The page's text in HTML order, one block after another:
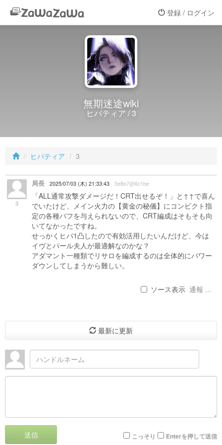
登録 / ログイン
無期迷途wiki
ヒパティア / 3
ヒパティア 3
3
局長 2025/07/03 (木) 21:33:43 5e8e7@6c1be
「ALL通常攻撃ダメージだ！CRT出せるぞ！」と↑↑で喜ん
でいたけど、メイン火力の【黄金の秘儀】にコンビクト指
定の各種バフを与えられないので、CRT編成はそもそも向
いてなかったですね。
せっかくヒパ1凸したので有効活用したいんだけど、今は
イヴとパール夫人が最適解なのかな？
アダマント一種類でリサロを編成するのは全体的にパワー
ダウンしてしまうから難しい。
ソース表示 通報 ...
最新に更新
送信 こっそり Enterを押して送信